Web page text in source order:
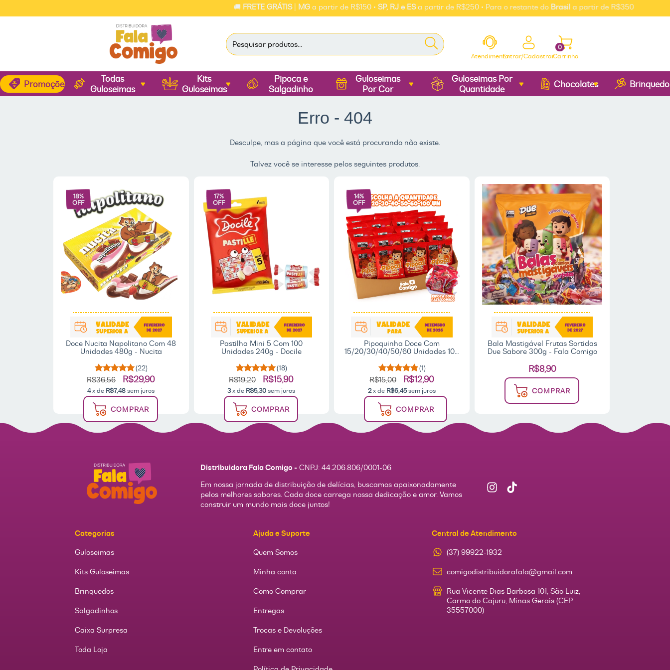
FRETE GRÁTIS|MG a partir de R$150 •SP, RJ e ESa partir de R$250 • Para o restante doBrasila partir de R$350
AtendimentoEntrar/CadastrarCarrinho
0
Promoções
Todas
Guloseimas
Kits
Guloseimas
Pipoca e
Salgadinho
Guloseimas
Por Cor
Guloseimas Por
Quantidade
Chocolates
Erro - 404
Desculpe, mas a página que você está procurando não existe.
Talvez você se interesse pelos seguintes produtos.
18%
OFF
Doce Nucita Napolitano Com 48
Unidades 480g - Nucita
(22)
R$36,56 R$29,90
4x de R$7,48 sem juros
COMPRAR
17%
OFF
Pastilha Mini 5 Com 100
Unidades 240g - Docile
(18)
R$19,20 R$15,90
3x de R$5,30 sem juros
COMPRAR
14%
OFF
Pipoquinha Doce Com
15/20/30/40/50/60 Unidades 10g
Comigo (1)
R$15,00 R$12,90
2x de R$6,45sem juros
COMPRAR
Bala Mastigável Frutas Sortidas
Due Sabore 300g - Fala Comigo
R$8,90
COMPRAR
Distribuidora Fala Comigo - CNPJ: 44.206.806/0001-06
Em nossa jornada de distribuição de delícias, buscamos apaixonadamente
pelos melhores sabores. Cada doce carrega nossa dedicação e amor. Vamos
construir um mundo mais doce juntos!
Categorias
Guloseimas
Kits Guloseimas
Brinquedos
Salgadinhos
Caixa Surpresa
Toda Loja
Ajuda e Suporte
Quem Somos
Minha conta
Como Comprar
Entregas
Trocas e Devoluções
Entre em contato
Central de Atendimento
(37) 99922-1932
comigodistribuidorafala@gmail.com
Rua Vicente Dias Barbosa 101, São Luiz,
Carmo do Cajuru, Minas Gerais (CEP
35557000)